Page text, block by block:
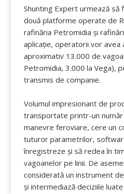
Shunting Expert urmează să
două platforme operate de
rafinăria Petromidia și
aplicație, operatorii vor avea
aproximativ 13.000 de
Petromidia, 3.000 la Vega),
transmis de companie.
Volumul impresionant de
transportate printr-un
manevre feroviare, cere un
tuturor parametrilor,
înregistreze și să redea în
vagoanelor pe linii. De
considerată un instrument
și intermediază deciziile